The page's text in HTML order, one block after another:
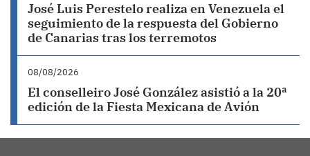
José Luis Perestelo realiza en Venezuela el
seguimiento de la respuesta del Gobierno
de Canarias tras los terremotos
08/08/2026
El conselleiro José González asistió a la 20ª
edición de la Fiesta Mexicana de Avión